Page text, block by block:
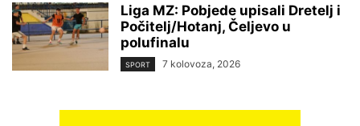
Liga MZ: Pobjede upisali Dretelj i
Počitelj/Hotanj, Čeljevo u
polufinalu
SPORT 7 kolovoza, 2026